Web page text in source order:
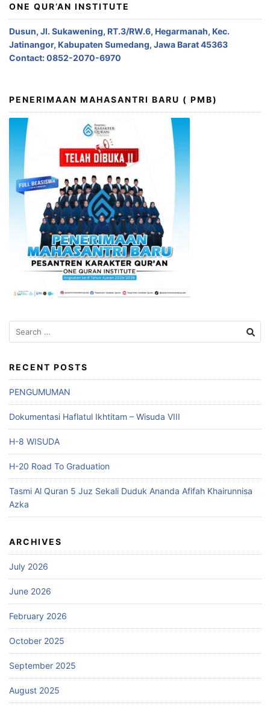
ONE QUR’AN INSTITUTE
Dusun, Jl. Sukawening, RT.3/RW.6, Hegarmanah, Kec.
Jatinangor, Kabupaten Sumedang, Jawa Barat 45363
Contact: 0852-2070-6970
PENERIMAAN MAHASANTRI BARU ( PMB)
Search
for:
RECENT POSTS
PENGUMUMAN
Dokumentasi Haflatul Ikhtitam – Wisuda VIII
H-8 WISUDA
H-20 Road To Graduation
Tasmi Al Quran 5 Juz Sekali Duduk Ananda Afifah Khairunnisa
Azka
ARCHIVES
July 2026
June 2026
February 2026
October 2025
September 2025
August 2025